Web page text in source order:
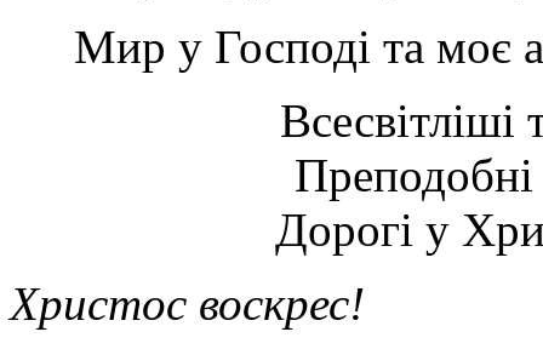
Мир у Господі та моє
Всесвітліші
Преподобні
Дорогі у
Христос воскрес!